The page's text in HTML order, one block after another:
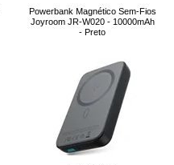
Powerbank Magnético Sem-Fios
Joyroom JR-W020 - 10000mAh
- Preto